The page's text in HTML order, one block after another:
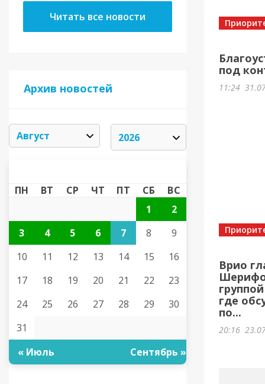
Читать все новости
Архив новостей
ПН ВТ СР ЧТ ПТ СБ
ВС
1
2
3
4 5 6 7 8
9
10
11 12 13 14 15
16
17
18 19 20 21 22
23
24
25 26 27 28 29
30
31
« Июль
Сентябрь »
под
11:24
Врио
где
по...
20:16